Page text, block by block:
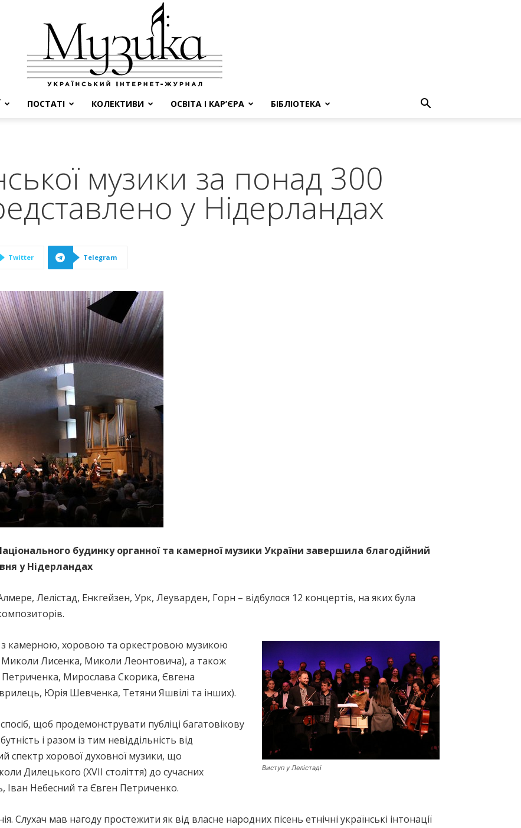
ПОСТАТІ КОЛЕКТИВИ ОСВІТА І КАР’ЄРА БІБЛІОТЕКА
музики за понад 300
у Нідерландах
Twitter Telegram
будинку органної та камерної музики України завершила благодійний
у Нідерландах
Лелістад, Енкгейзен, Урк, Леуварден, Горн – відбулося 12 концертів, на яких була
Виступ у Лелістаді
з камерною, хоровою та оркестровою музикою
Лисенка, Миколи Леонтовича), а також
Мирослава Скорика, Євгена
Юрія Шевченка, Тетяни Яшвілі та інших).
щоб продемонструвати публіці багатовікову
і разом із тим невіддільність від
спектр хорової духовної музики, що
Дилецького (XVII століття) до сучасних
Іван Небесний та Євген Петриченко.
Слухач мав нагоду простежити як від власне народних пісень етнічні українські інтонації